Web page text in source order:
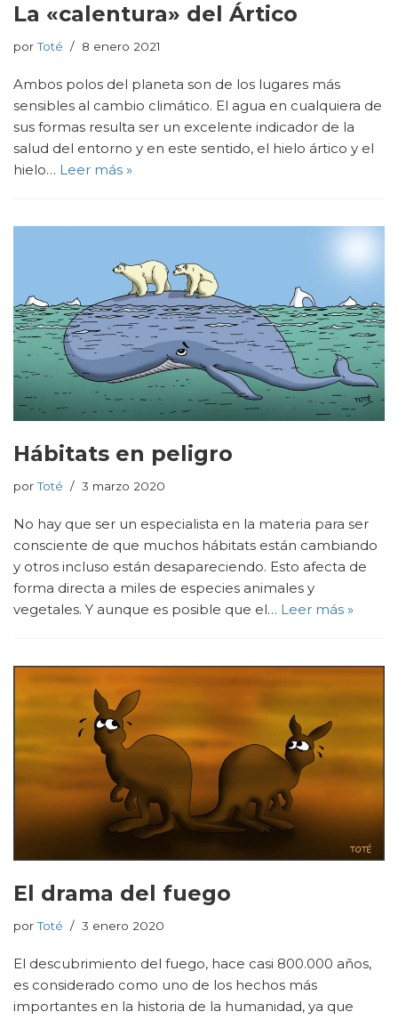
La «calentura» del Ártico
porToté 8 enero 2021
Ambos polos del planeta son de los lugares más
sensibles al cambio climático. El agua en cualquiera de
sus formas resulta ser un excelente indicador de la
salud del entorno y en este sentido, el hielo ártico y el
hielo… Leer más »
Hábitats en peligro
porToté 3 marzo 2020
No hay que ser un especialista en la materia para ser
consciente de que muchos hábitats están cambiando
y otros incluso están desapareciendo. Esto afecta de
forma directa a miles de especies animales y
vegetales. Y aunque es posible que el… Leer más »
El drama del fuego
porToté 3 enero 2020
El descubrimiento del fuego, hace casi 800.000 años,
es considerado como uno de los hechos más
importantes en la historia de la humanidad, ya que